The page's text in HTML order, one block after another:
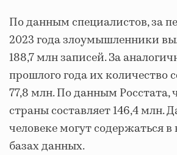
По данным специалистов, за
2023 года злоумышленники
188,7 млн записей. За
прошлого года их количество
77,8 млн. По данным Росстата,
страны составляет 146,4 млн.
человеке могут содержаться в
базах данных.